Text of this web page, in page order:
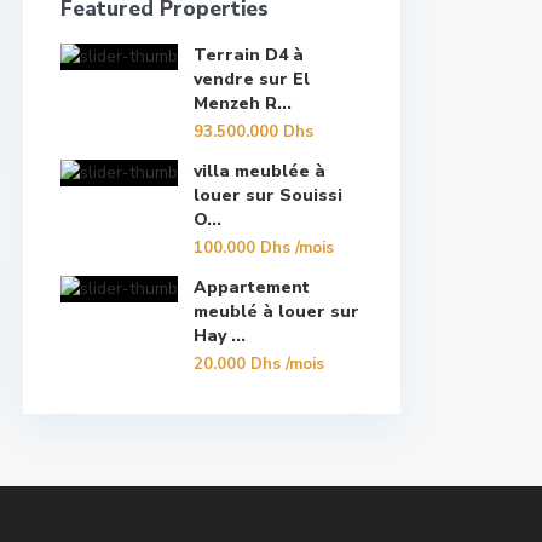
Featured Properties
Terrain D4 à
vendre sur El
Menzeh R...
93.500.000 Dhs
villa meublée à
louer sur Souissi
O...
100.000 Dhs/mois
Appartement
meublé à louer sur
Hay ...
20.000 Dhs/mois